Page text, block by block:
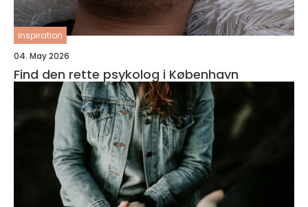
inspiration
04. May 2026
Find den rette psykolog i København